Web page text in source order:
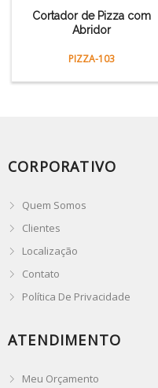
Cortador de Pizza com
Abridor
PIZZA-103
CORPORATIVO
Quem Somos
Clientes
Localização
Contato
Política De Privacidade
ATENDIMENTO
Meu Orçamento